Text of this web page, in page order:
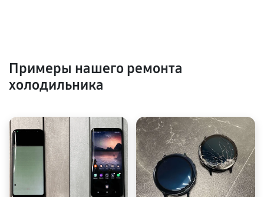
Примеры нашего ремонта
холодильника